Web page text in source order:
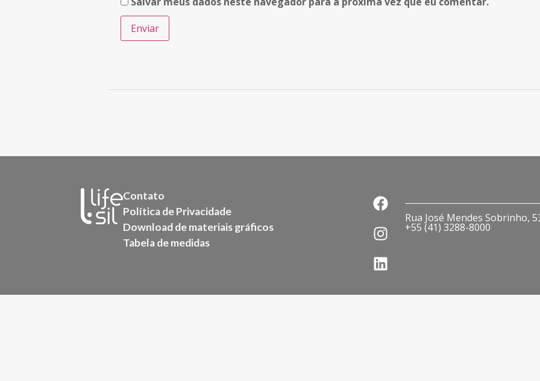
Contato
Política de Privacidade
Download de materiais gráficos
Tabela de medidas
Rua José Mendes Sobrinho,
+55 (41) 3288-8000